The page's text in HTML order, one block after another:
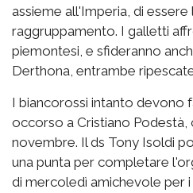
assieme all'Imperia, di
raggruppamento. I galletti
piemontesi, e sfideranno
Derthona, entrambe
I biancorossi intanto devono
occorso a Cristiano
novembre. Il ds Tony Isoldi
una punta per completare
di mercoledì amichevole per